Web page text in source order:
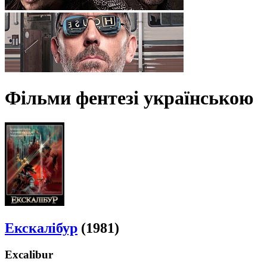
Фільми фентезі українською
Екскалібур (1981)
Excalibur